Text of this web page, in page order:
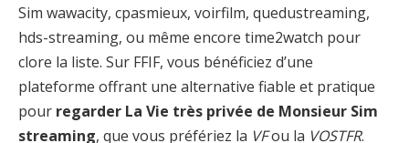
Sim wawacity, cpasmieux, voirfilm, quedustreaming,
hds-streaming, ou même encore time2watch pour
clore la liste. Sur FFIF, vous bénéficiez d’une
plateforme offrant une alternative fiable et pratique
pour regarder La Vie très privée de Monsieur Sim
streaming, que vous préfériez la VFou la VOSTFR.